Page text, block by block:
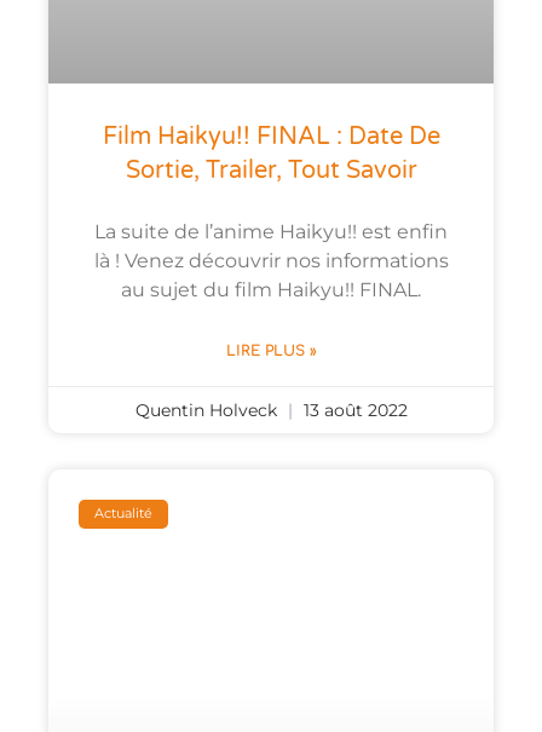
Film Haikyu!! FINAL : Date De
Sortie, Trailer, Tout Savoir
La suite de l’anime Haikyu!! est enfin
là ! Venez découvrir nos informations
au sujet du film Haikyu!! FINAL.
LIRE PLUS »
Quentin Holveck 13 août 2022
Actualité